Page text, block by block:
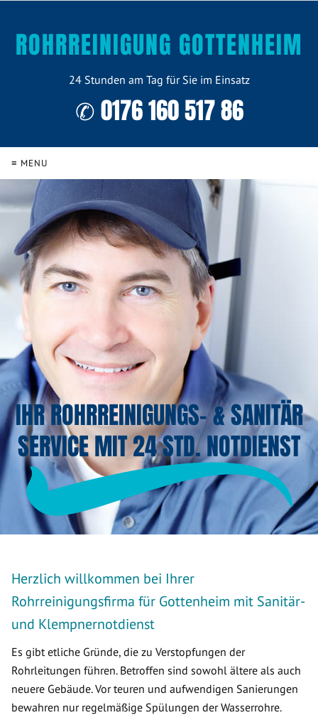
ROHRREINIGUNG GOTTENHEIM
24 Stunden am Tag für Sie im Einsatz
✆ 0176 160 517 86
≡ MENU
IHR ROHRREINIGUNGS- & SANITÄR
SERVICE MIT 24 STD. NOTDIENST
Herzlich willkommen bei Ihrer
Rohrreinigungsfirma für Gottenheim mit Sanitär-
und Klempnernotdienst
Es gibt etliche Gründe, die zu Verstopfungen der
Rohrleitungen führen. Betroffen sind sowohl ältere als auch
neuere Gebäude. Vor teuren und aufwendigen Sanierungen
bewahren nur regelmäßige Spülungen der Wasserrohre.